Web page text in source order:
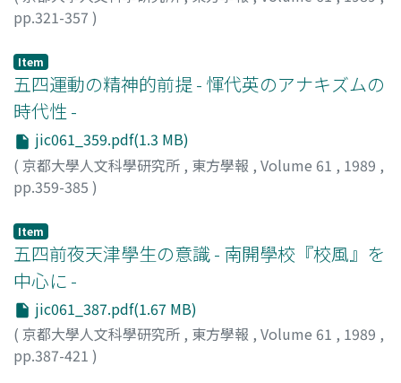
pp.321-357 )
Item
五四運動の精神的前提 - 惲代英のアナキズムの
時代性 -
jic061_359.pdf(1.3 MB)
( 京都大學人文科學研究所 , 東方學報 , Volume 61 , 1989 ,
pp.359-385 )
Item
五四前夜天津學生の意識 - 南開學校『校風』を
中心に -
jic061_387.pdf(1.67 MB)
( 京都大學人文科學研究所 , 東方學報 , Volume 61 , 1989 ,
pp.387-421 )